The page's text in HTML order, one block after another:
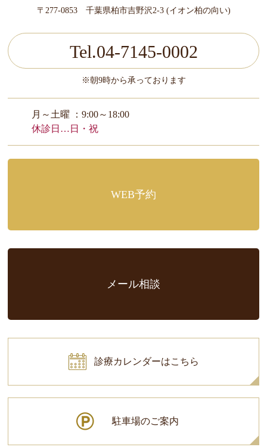
〒277-0853 千葉県柏市吉野沢2-3 (イオン柏の向い)
Tel.04-7145-0002
※朝9時から承っております
月～土曜 ：9:00～18:00
休診日…日・祝
WEB予約
メール相談
診療カレンダーはこちら
駐車場のご案内